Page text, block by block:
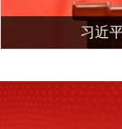
习近